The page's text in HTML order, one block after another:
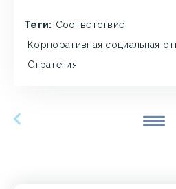
Теги: Соответствие
Корпоративная социальная
Стратегия